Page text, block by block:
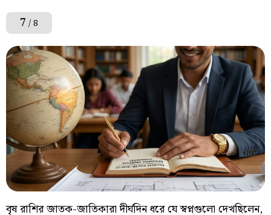
7 / 8
বৃষ রাশির জাতক-জাতিকারা দীর্ঘদিন ধরে যে স্বপ্নগুলো দেখছিলেন,